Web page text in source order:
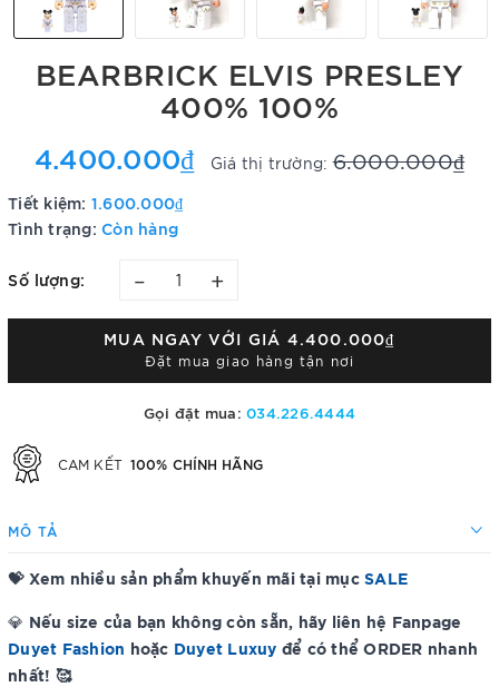
BEARBRICK ELVIS PRESLEY
400% 100%
4.400.000₫ Giá thị trường:6.000.000₫
Tiết kiệm: 1.600.000₫
Tình trạng: Còn hàng
Số lượng: – +
MUA NGAY VỚI GIÁ 4.400.000₫
Đặt mua giao hàng tận nơi
Gọi đặt mua:034.226.4444
CAM KẾT 100% CHÍNH HÃNG
MÔ TẢ
💝 Xem nhiều sản phẩm khuyến mãi tại mục SALE
💎 Nếu size của bạn không còn sẵn, hãy liên hệ Fanpage
Duyet Fashion hoặc Duyet Luxuy để có thể ORDER nhanh
nhất! 🥰